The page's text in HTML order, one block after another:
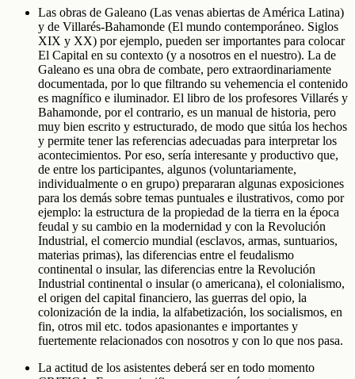
Las obras de Galeano (Las venas abiertas de América Latina)
y de Villarés-Bahamonde (El mundo contemporáneo. Siglos
XIX y XX) por ejemplo, pueden ser importantes para colocar
El Capital en su contexto (y a nosotros en el nuestro). La de
Galeano es una obra de combate, pero extraordinariamente
documentada, por lo que filtrando su vehemencia el contenido
es magnífico e iluminador. El libro de los profesores Villarés y
Bahamonde, por el contrario, es un manual de historia, pero
muy bien escrito y estructurado, de modo que sitúa los hechos
y permite tener las referencias adecuadas para interpretar los
acontecimientos. Por eso, sería interesante y productivo que,
de entre los participantes, algunos (voluntariamente,
individualmente o en grupo) prepararan algunas exposiciones
para los demás sobre temas puntuales e ilustrativos, como por
ejemplo: la estructura de la propiedad de la tierra en la época
feudal y su cambio en la modernidad y con la Revolución
Industrial, el comercio mundial (esclavos, armas, suntuarios,
materias primas), las diferencias entre el feudalismo
continental o insular, las diferencias entre la Revolución
Industrial continental o insular (o americana), el colonialismo,
el origen del capital financiero, las guerras del opio, la
colonización de la india, la alfabetización, los socialismos, en
fin, otros mil etc. todos apasionantes e importantes y
fuertemente relacionados con nosotros y con lo que nos pasa.
La actitud de los asistentes deberá ser en todo momento